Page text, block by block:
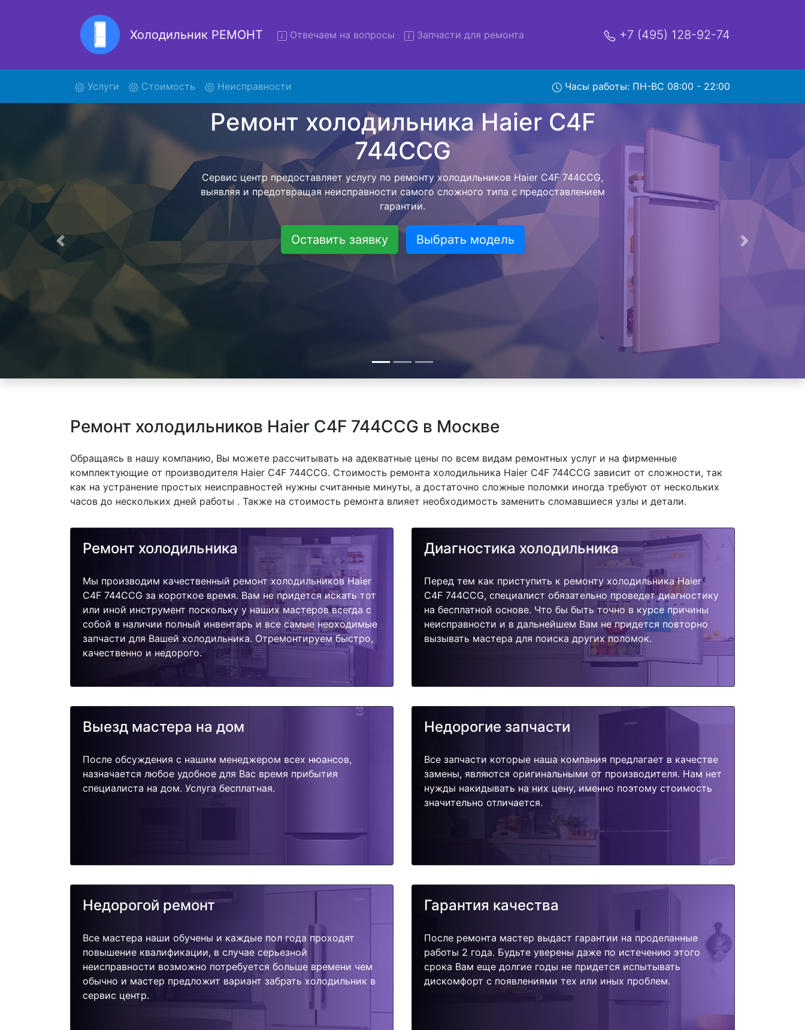
Холодильник РЕМОНТ Отвечаем на вопросы Запчасти для ремонта +7 (495) 128-92-74
Услуги (current)Стоимость Неисправности Часы работы: ПН-ВС 08:00 - 22:00
Ремонт холодильников с вывозом - чтобы клиент не тратил свое время и деньги на
поиски курьерской службы, наш мастер сам заберет холодильник Haier C4F
744CCG и отвезет в сервисный центр. Ремонт холодильника Haier C4F 744CCG
осуществляется внутри сервисного центра, тем самым Вам не предстоит ожидать
мастера как закончит с ремонтом. Перед тем как холодильная техника сдается,
согласовывается конечная стоимость работ и в дальнейшем фиксируется.
Перечень бесплатных услуг от компании - Доставка холодильников , выезд
специалиста, консультирование и диагностика.
Оставить заявку Выбрать модель
Предыдущая Следующая
Ремонт холодильников Haier C4F 744CCG в Москве
Обращаясь в нашу компанию, Вы можете рассчитывать на адекватные цены по всем видам ремонтных услуг и на фирменные
комплектующие от производителя Haier C4F 744CCG. Стоимость ремонта холодильника Haier C4F 744CCG зависит от сложности, так
как на устранение простых неисправностей нужны считанные минуты, а достаточно сложные поломки иногда требуют от нескольких
часов до нескольких дней работы . Также на стоимость ремонта влияет необходимость заменить сломавшиеся узлы и детали.
Ремонт холодильника
Мы производим качественный ремонт холодильников Haier
C4F 744CCG за короткое время. Вам не придется искать тот
или иной инструмент поскольку у наших мастеров всегда с
собой в наличии полный инвентарь и все самые неоходимые
запчасти для Вашей холодильника. Отремонтируем быстро,
качественно и недорого.
Диагностика холодильника
Перед тем как приступить к ремонту холодильника Haier
C4F 744CCG, специалист обязательно проведет диагностику
на бесплатной основе. Что бы быть точно в курсе причины
неисправности и в дальнейшем Вам не придется повторно
вызывать мастера для поиска других поломок.
Выезд мастера на дом
После обсуждения с нашим менеджером всех нюансов,
назначается любое удобное для Вас время прибытия
специалиста на дом. Услуга бесплатная.
Недорогие запчасти
Все запчасти которые наша компания предлагает в качестве
замены, являются оригинальными от производителя. Нам нет
нужды накидывать на них цену, именно поэтому стоимость
значительно отличается.
Недорогой ремонт
Все мастера наши обучены и каждые пол года проходят
повышение квалификации, в случае серьезной
неисправности возможно потребуется больше времени чем
обычно и мастер предложит вариант забрать холодильник в
сервис центр.
Гарантия качества
После ремонта мастер выдаст гарантии на проделанные
работы 2 года. Будьте уверены даже по истечению этого
срока Вам еще долгие годы не придется испытывать
дискомфорт с появлениями тех или иных проблем.